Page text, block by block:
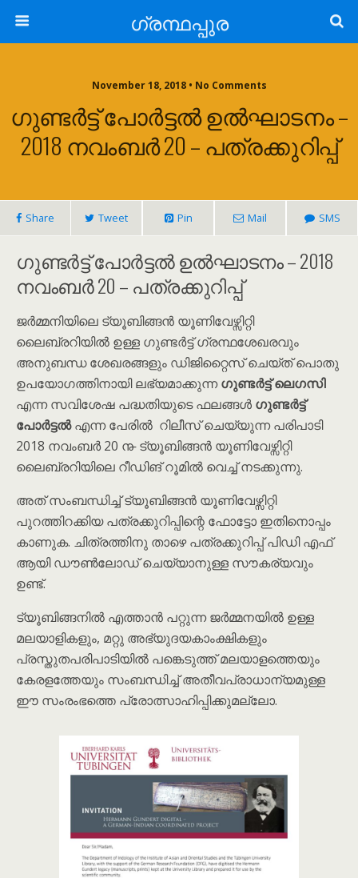
ഗ്രന്ഥപ്പുര
November 18, 2018 • No Comments
ഗുണ്ടർട്ട് പോർട്ടൽ ഉൽഘാടനം –
2018 നവംബർ 20 – പത്രക്കുറിപ്പ്
Share Tweet Pin Mail SMS
ഗുണ്ടർട്ട് പോർട്ടൽ ഉൽഘാടനം – 2018
നവംബർ 20 – പത്രക്കുറിപ്പ്
ജർമ്മനിയിലെ ട്യൂബിങ്ങൻ യൂണിവേഴ്സിറ്റി
ലൈബ്രറിയിൽ ഉള്ള ഗുണ്ടർട്ട് ഗ്രന്ഥശേഖരവും
അനുബന്ധ ശേഖരങ്ങളും ഡിജിറ്റൈസ് ചെയ്ത് പൊതു
ഉപയോഗത്തിനായി ലഭ്യമാക്കുന്നഗുണ്ടർട്ട് ലെഗസി
എന്ന സവിശേഷ പദ്ധതിയുടെ ഫലങ്ങൾ ഗുണ്ടർട്ട്
പോർട്ടൽഎന്ന പേരിൽ റിലീസ് ചെയ്യുന്ന പരിപാടി
2018 നവംബർ 20 ൹ ട്യൂബിങ്ങൻ യൂണിവേഴ്സിറ്റി
ലൈബ്രറിയിലെ റീഡിങ് റൂമിൽ വെച്ച് നടക്കുന്നു.
അത് സംബന്ധിച്ച് ട്യൂബിങ്ങൻ യൂണിവേഴ്സിറ്റി
പുറത്തിറക്കിയ പത്രക്കുറിപ്പിന്റെ ഫോട്ടോ ഇതിനൊപ്പം
കാണുക. ചിത്രത്തിനു താഴെ പത്രക്കുറിപ്പ് പിഡി എഫ്
ആയി ഡൗൺലോഡ് ചെയ്യാനുള്ള സൗകര്യവും
ഉണ്ട്.
ട്യൂബിങ്ങനിൽ എത്താൻ പറ്റുന്ന ജർമ്മനയിൽ ഉള്ള
മലയാളികളും, മറ്റു അഭ്യുദയകാംക്ഷികളും
പ്രസ്തുതപരിപാടിയിൽ പങ്കെടുത്ത് മലയാളത്തെയും
കേരളത്തേയും സംബന്ധിച്ച് അതീവപ്രാധാന്യമുള്ള
ഈ സംരംഭത്തെ പ്രോത്സാഹിപ്പിക്കുമല്ലോ.